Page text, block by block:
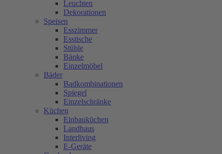
Leuchten
Dekorationen
Speisen
Esszimmer
Esstische
Stühle
Bänke
Einzelmöbel
Bäder
Badkombinationen
Spiegel
Einzelschränke
Küchen
Einbauküchen
Landhaus
Interliving
E-Geräte